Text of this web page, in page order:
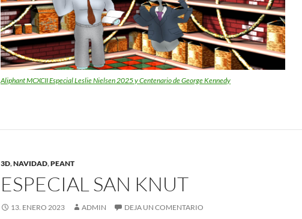
Aliphant MCXCII Especial Leslie Nielsen 2025 y Centenario de George Kennedy
3D,NAVIDAD,PEANT
ESPECIAL SAN KNUT
13. ENERO 2023 ADMIN DEJA UN COMENTARIO